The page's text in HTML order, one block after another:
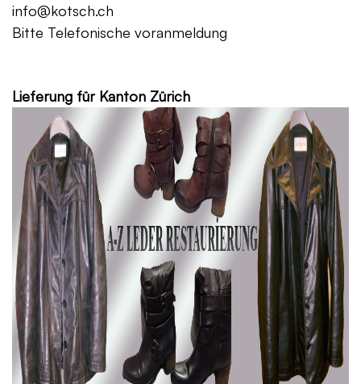
info@kotsch.ch
Bitte Telefonische voranmeldung
Lieferung für Kanton Zürich